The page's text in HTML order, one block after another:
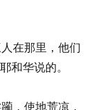
在那里，他们
和华说的。
，使地荒凉，